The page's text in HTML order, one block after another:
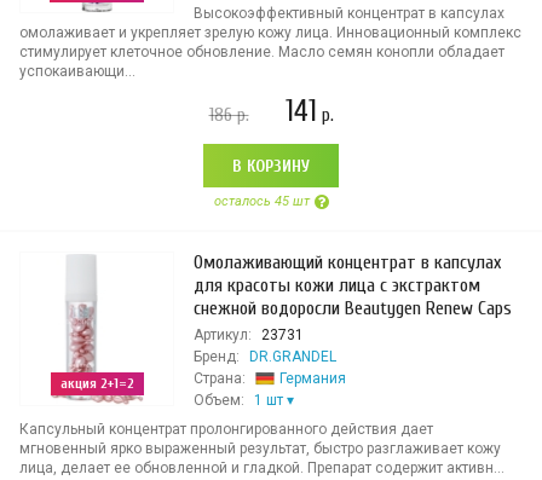
Высокоэффективный концентрат в капсулах
омолаживает и укрепляет зрелую кожу лица. Инновационный комплекс
стимулирует клеточное обновление. Масло семян конопли обладает
успокаивающи...
186р. 141 р.
В КОРЗИНУ
осталось 45 шт
акция 2+1=2
Омолаживающий концентрат в капсулах
для красоты кожи лица с экстрактом
снежной водоросли Beautygen Renew Caps
Артикул:
23731
Бренд:
DR.GRANDEL
Страна:
Германия
Объем:
1 шт
Капсульный концентрат пролонгированного действия дает
мгновенный ярко выраженный результат, быстро разглаживает кожу
лица, делает ее обновленной и гладкой. Препарат содержит активн...